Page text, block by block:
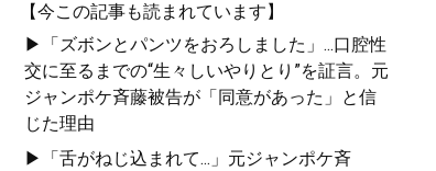
【今この記事も読まれています】
▶「ズボンとパンツをおろしました」...口腔性
交に至るまでの“生々しいやりとり”を証言。元
ジャンポケ斉藤被告が「同意があった」と信
じた理由
▶「舌がねじ込まれて...」元ジャンポケ斉